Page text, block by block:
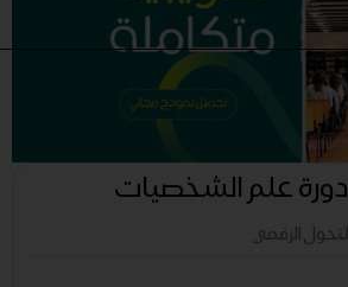
دورة علم الشخصيات
الرقمي